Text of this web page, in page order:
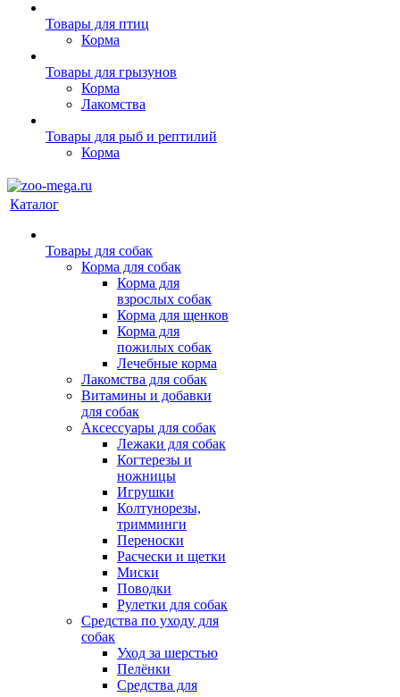
Товары для птиц
Корма
Товары для грызунов
Корма
Лакомства
Товары для рыб и рептилий
Корма
Каталог
Товары для собак
Корма для собак
Корма для
взрослых собак
Корма для щенков
Корма для
пожилых собак
Лечебные корма
Лакомства для собак
Витамины и добавки
для собак
Аксессуары для собак
Лежаки для собак
Когтерезы и
ножницы
Игрушки
Колтунорезы,
тримминги
Переноски
Расчески и щетки
Миски
Поводки
Рулетки для собак
Средства по уходу для
собак
Уход за шерстью
Пелёнки
Средства для